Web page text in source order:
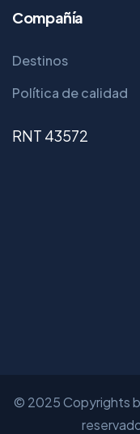
Compañía
Destinos
Política de calidad
RNT 43572
© 2025 Copyrights